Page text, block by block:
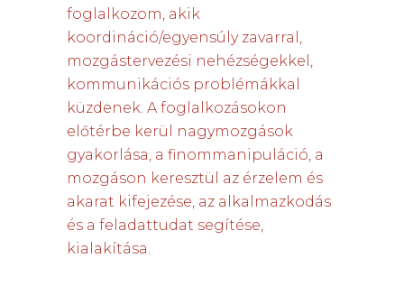
foglalkozom, akik
koordináció/egyensúly zavarral,
mozgástervezési nehézségekkel,
kommunikációs problémákkal
küzdenek. A foglalkozásokon
előtérbe kerül nagymozgások
gyakorlása, a finommanipuláció, a
mozgáson keresztül az érzelem és
akarat kifejezése, az alkalmazkodás
és a feladattudat segítése,
kialakítása.